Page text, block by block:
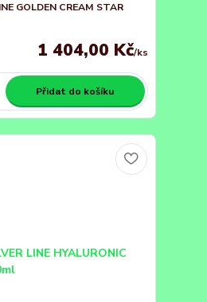
GOLDEN CREAM STAR
1 404,00 Kč/ks
Přidat do košíku